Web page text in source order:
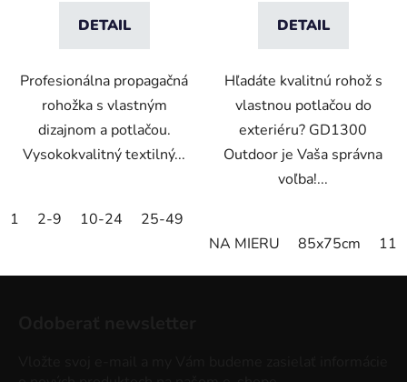
DETAIL
Profesionálna propagačná
rohožka s vlastným
dizajnom a potlačou.
Vysokokvalitný textilný...
1 2-9 10-24 25-49
DETAIL
Hľadáte kvalitnú rohož s
vlastnou potlačou do
exteriéru? GD1300
Outdoor je Vaša správna
voľba!...
NA MIERU 85x75cm